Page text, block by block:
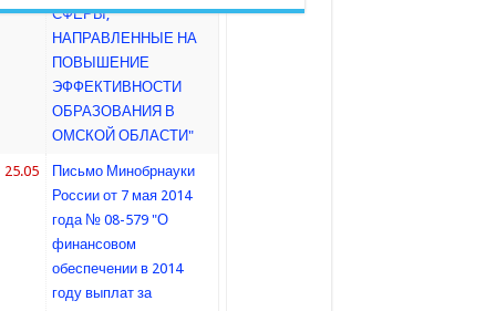
СФЕРЫ,
НАПРАВЛЕННЫЕ НА
ПОВЫШЕНИЕ
ЭФФЕКТИВНОСТИ
ОБРАЗОВАНИЯ В
ОМСКОЙ ОБЛАСТИ"
25.05
Письмо Минобрнауки
России от 7 мая 2014
года № 08-579 "О
финансовом
обеспечении в 2014
году выплат за